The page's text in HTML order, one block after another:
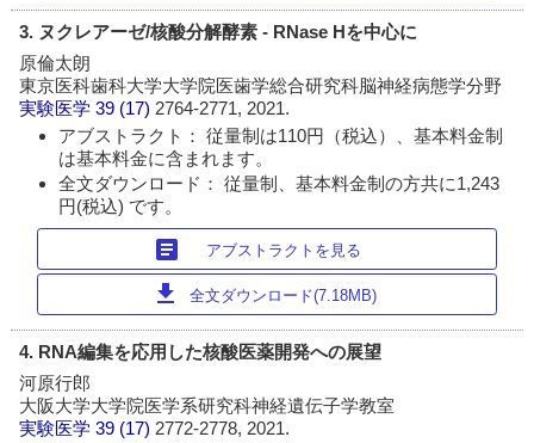
3. ヌクレアーゼ/核酸分解酵素 - RNase Hを中心に
原倫太朗
東京医科歯科大学大学院医歯学総合研究科脳神経病態学分野
実験医学 39 (17)2764-2771, 2021.
アブストラクト： 従量制は110円（税込）、基本料金制
は基本料金に含まれます。
全文ダウンロード： 従量制、基本料金制の方共に1,243
円(税込) です。
article アブストラクトを見る
download 全文ダウンロード(7.18MB)
4. RNA編集を応用した核酸医薬開発への展望
河原行郎
大阪大学大学院医学系研究科神経遺伝子学教室
実験医学 39 (17) 2772-2778, 2021.